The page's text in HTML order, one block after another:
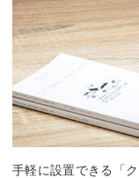
手軽に設置できる「